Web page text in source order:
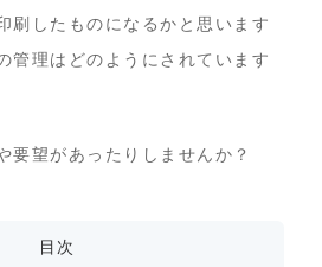
刷したものになるかと思います
管理はどのようにされています
要望があったりしませんか？
目次